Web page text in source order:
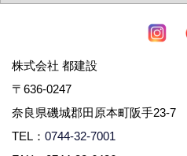
株式会社 都建設
〒636-0247
奈良県磯城郡田原本町阪手23-7
TEL： 0744-32-7001